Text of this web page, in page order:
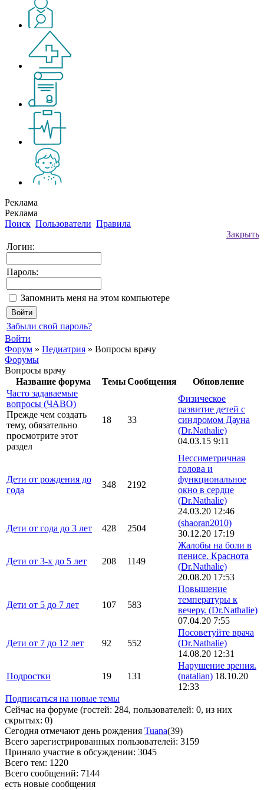
Реклама
Реклама
Поиск Пользователи Правила
Закрыть
Логин:
Пароль:
Запомнить меня на этом компьютере
Забыли свой пароль?
Войти
Форум » Педиатрия » Вопросы врачу
Форумы
Вопросы врачу
Название форума
ТемыСообщения
Обновление
Часто задаваемые
вопросы (ЧАВО)
Прежде чем создать
тему, обязательно
просмотрите этот
раздел
18 33
Физическое
развитие детей с
синдромом Дауна
(Dr.Nathalie)
04.03.15 9:11
Дети от рождения до
года
348 2192
Нессиметричная
голова и
функциональное
окно в сердце
(Dr.Nathalie)
24.03.20 12:46
Дети от года до 3 лет
428 2504
(shaoran2010)
30.12.20 17:19
Дети от 3-х до 5 лет 208 1149
Жалобы на боли в
пенисе. Краснота
(Dr.Nathalie)
20.08.20 17:53
Дети от 5 до 7 лет 107 583
Повышение
температуры к
вечеру. (Dr.Nathalie)
07.04.20 7:55
Дети от 7 до 12 лет 92 552
Посоветуйте врача
(Dr.Nathalie)
14.08.20 12:31
Подростки 19 131
Нарушение зрения.
(natalian) 18.10.20
12:33
Подписаться на новые темы
Сейчас на форуме (гостей: 284, пользователей: 0, из них
скрытых: 0)
Сегодня отмечают день рождения Tuana(39)
Всего зарегистрированных пользователей: 3159
Приняло участие в обсуждении: 3045
Всего тем: 1220
Всего сообщений: 7144
есть новые сообщения